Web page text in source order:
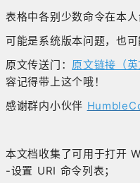
表格中各别少数命令在本人
可能是系统版本问题，也
原文传送门： 原文链接（英
容记得带上这个哦！
感谢群内小伙伴
本文档收集了可用于打开
-设置 URI 命令列表；